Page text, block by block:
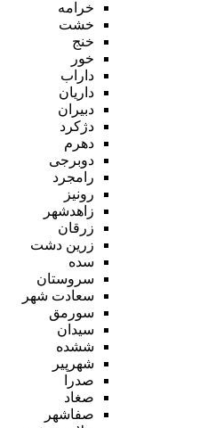
خرامه
خشت
خنج
خور
داراب
داریان
دبیران
دژکرد
دهرم
دوبرجی
رامجرد
رونیز
زاهدشهر
زرقان
زرین دشت
سده
سروستان
سعادت شهر
سورمق
سیدان
ششده
شهرپیر
صدرا
صغاد
صفاشهر